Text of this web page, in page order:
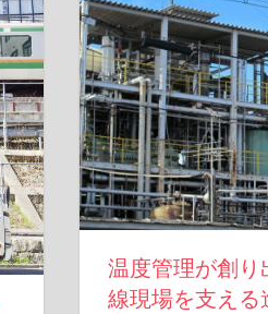
温度管理が創り
線現場を支える